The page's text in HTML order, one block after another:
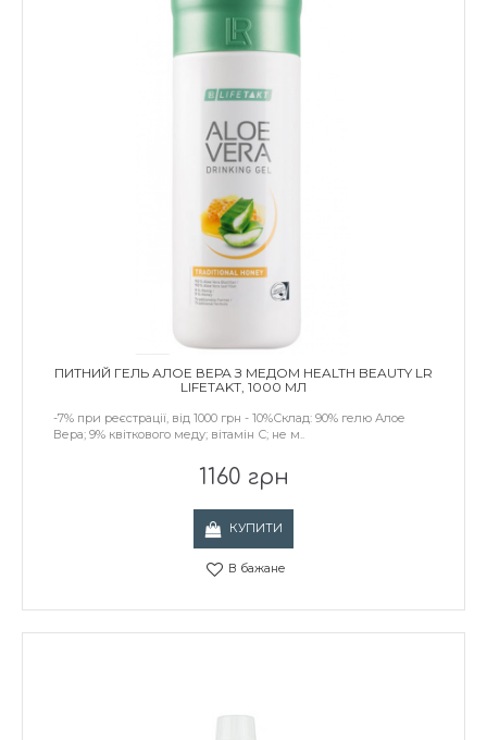
ПИТНИЙ ГЕЛЬ АЛОЕ ВЕРА З МЕДОМ HEALTH BEAUTY LR
LIFETAKT, 1000 МЛ
-7% при реєстрації, від 1000 грн - 10%Склад: 90% гелю Алое
Вера; 9% квіткового меду; вітамін С; не м..
1160 грн
КУПИТИ
В бажане